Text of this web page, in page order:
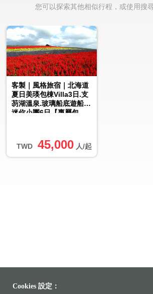
您可以探索其他相似行程，或使用搜
TWD 45,000 人/起
客製｜風格旅宿｜北海道
夏日美瑛包棟Villa3日.支
芴湖溫泉.玻璃船底遊船.
迷你小團6日【專屬包
Cookies 設定：